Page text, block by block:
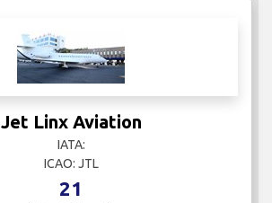
Jet Linx Aviation
IATA:
ICAO: JTL
21